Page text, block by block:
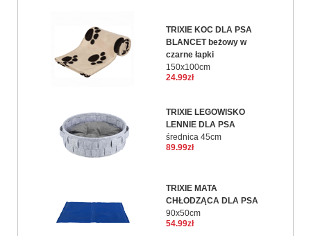
TRIXIE KOC DLA PSA
BLANCET beżowy w
czarne łapki
150x100cm
24.99zł
TRIXIE LEGOWISKO
LENNIE DLA PSA
średnica 45cm
89.99zł
TRIXIE MATA
CHŁODZĄCA DLA PSA
90x50cm
54.99zł